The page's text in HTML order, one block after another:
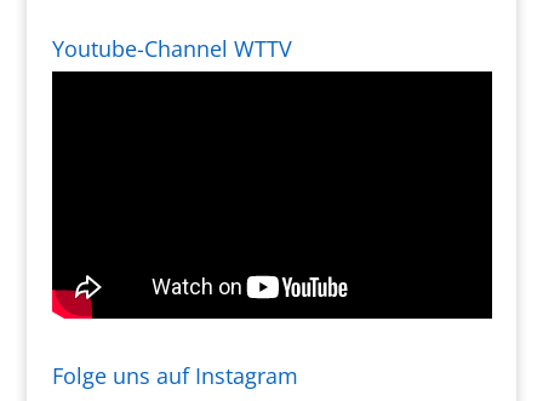
Youtube-Channel WTTV
Folge uns auf Instagram